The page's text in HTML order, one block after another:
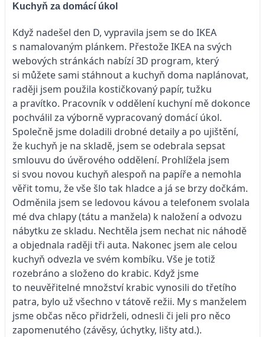
Kuchyň za domácí úkol
Když nadešel den D, vypravila jsem se do IKEA
s namalovaným plánkem. Přestože IKEA na svých
webových stránkách nabízí 3D program, který
si můžete sami stáhnout a kuchyň doma naplánovat,
raději jsem použila kostičkovaný papír, tužku
a pravítko. Pracovník v oddělení kuchyní mě dokonce
pochválil za výborně vypracovaný domácí úkol.
Společně jsme doladili drobné detaily a po ujištění,
že kuchyň je na skladě, jsem se odebrala sepsat
smlouvu do úvě­rového oddělení. Prohlížela jsem
si svou novou kuchyň alespoň na papíře a nemohla
věřit tomu, že vše šlo tak hladce a já se brzy dočkám.
Odměnila jsem se ledovou kávou a telefonem svolala
mé dva chlapy (tátu a manžela) k naložení a odvozu
nábytku ze skladu. Nechtěla jsem nechat nic náhodě
a objednala raději tři auta. Nakonec jsem ale celou
kuchyň odvezla ve svém kombí­ku. Vše je totiž
rozebráno a složeno do krabic. Když jsme
to neuvěřitelné množství krabic vynosili do třetího
patra, bylo už všechno v tátově režii. My s manželem
jsme občas něco při­drželi, odnesli či jeli pro něco
zapomenutého (závěsy, úchytky, lišty atd.).